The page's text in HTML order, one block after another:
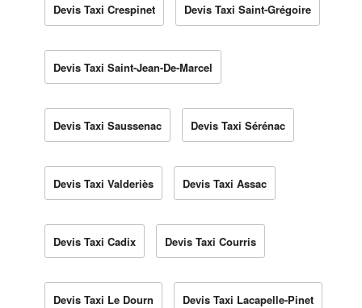
Devis Taxi Crespinet Devis Taxi Saint-Grégoire
Devis Taxi Saint-Jean-De-Marcel
Devis Taxi Saussenac Devis Taxi Sérénac
Devis Taxi Valderiès Devis Taxi Assac
Devis Taxi Cadix Devis Taxi Courris
Devis Taxi Le Dourn Devis Taxi Lacapelle-Pinet